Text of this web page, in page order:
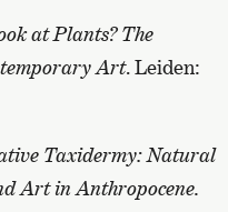
at Plants? The
Art. Leiden:
Taxidermy: Natural
Art in Anthropocene.